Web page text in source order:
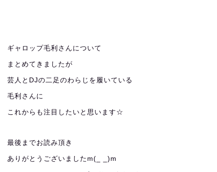
ギャロップ毛利さんについて
まとめてきましたが
芸人とDJの二足のわらじを履いている
毛利さんに
これからも注目したいと思います☆
最後までお読み頂き
ありがとうございましたm(_ _)m